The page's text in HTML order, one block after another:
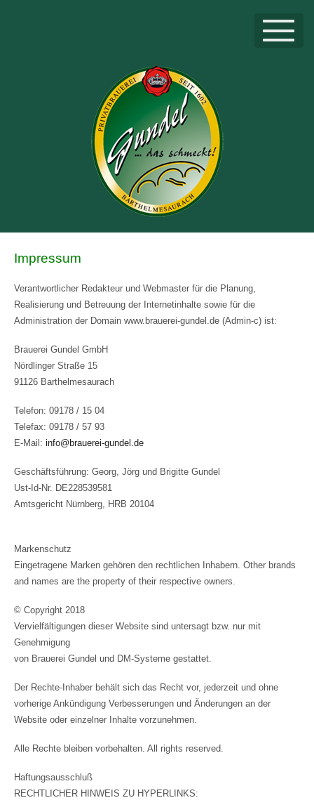
Impressum
Verantwortlicher Redakteur und Webmaster für die Planung,
Realisierung und Betreuung der Internetinhalte sowie für die
Administration der Domain www.brauerei-gundel.de (Admin-c) ist:
Brauerei Gundel GmbH
Nördlinger Straße 15
91126 Barthelmesaurach
Telefon: 09178 / 15 04
Telefax: 09178 / 57 93
E-Mail: info@brauerei-gundel.de
Geschäftsführung: Georg, Jörg und Brigitte Gundel
Ust-Id-Nr. DE228539581
Amtsgericht Nürnberg, HRB 20104
Markenschutz
Eingetragene Marken gehören den rechtlichen Inhabern. Other brands
and names are the property of their respective owners.
© Copyright 2018
Vervielfältigungen dieser Website sind untersagt bzw. nur mit
Genehmigung
von Brauerei Gundel und DM-Systeme gestattet.
Der Rechte-Inhaber behält sich das Recht vor, jederzeit und ohne
vorherige Ankündigung Verbesserungen und Änderungen an der
Website oder einzelner Inhalte vorzunehmen.
Alle Rechte bleiben vorbehalten. All rights reserved.
Haftungsausschluß
RECHTLICHER HINWEIS ZU HYPERLINKS: